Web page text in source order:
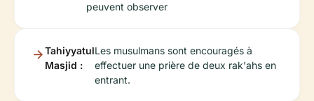
peuvent observer
Tahiyyatul
Masjid :
Les musulmans sont encouragés à
effectuer une prière de deux rak'ahs en
entrant.